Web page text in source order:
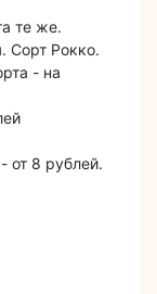
те же.
Сорт Рокко.
- на
от 8 рублей.